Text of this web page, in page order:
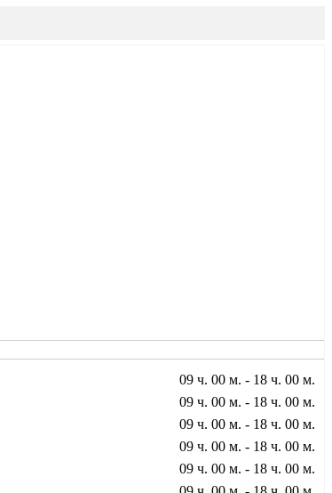
09 ч. 00 м. - 18 ч. 00 м.
09 ч. 00 м. - 18 ч. 00 м.
09 ч. 00 м. - 18 ч. 00 м.
09 ч. 00 м. - 18 ч. 00 м.
09 ч. 00 м. - 18 ч. 00 м.